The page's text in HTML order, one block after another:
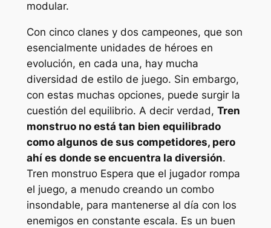
modular.
Con cinco clanes y dos campeones, que son
esencialmente unidades de héroes en
evolución, en cada una, hay mucha
diversidad de estilo de juego. Sin embargo,
con estas muchas opciones, puede surgir la
cuestión del equilibrio. A decir verdad, Tren
monstruono está tan bien equilibrado
como algunos de sus competidores, pero
ahí es donde se encuentra la diversión.
Tren monstruoEspera que el jugador rompa
el juego, a menudo creando un combo
insondable, para mantenerse al día con los
enemigos en constante escala. Es un buen